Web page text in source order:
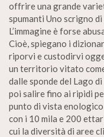
offrire una grande
spumanti Uno scrigno
L’immagine è forse
Cioè, spiegano i
riporvi e custodirvi
un territorio vitato
dalle sponde del Lago
poi salire fino ai ripidi
punto di vista
con i 10 mila e 200
cui la diversità di aree